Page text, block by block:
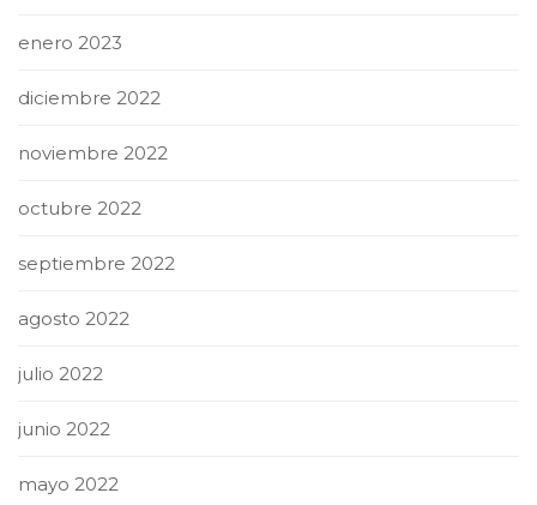
enero 2023
diciembre 2022
noviembre 2022
octubre 2022
septiembre 2022
agosto 2022
julio 2022
junio 2022
mayo 2022